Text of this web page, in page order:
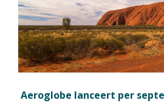
Aeroglobe lanceert per